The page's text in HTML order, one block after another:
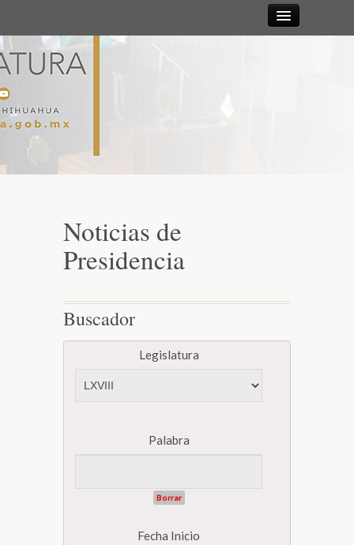
Mesa Directiva y Diputación Permanente
Noticias de
Presidencia
Buscador
Legislatura
Palabra
Borrar
Fecha Inicio